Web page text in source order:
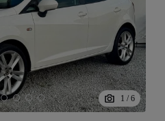
1 / 6